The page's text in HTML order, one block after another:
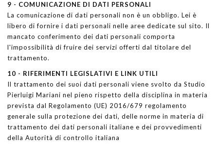
9 - COMUNICAZIONE DI DATI PERSONALI
La comunicazione di dati personali non è un obbligo. Lei è
libero di fornire i dati personali nelle aree dedicate sul sito. Il
mancato conferimento dei dati personali comporta
l'impossibilità di fruire dei servizi offerti dal titolare del
trattamento.
10 - RIFERIMENTI LEGISLATIVI E LINK UTILI
Il trattamento dei suoi dati personali viene svolto da Studio
Pierluigi Mariani nel pieno rispetto della disciplina in materia
prevista dal Regolamento (UE) 2016/679 regolamento
generale sulla protezione dei dati, delle norme in materia di
trattamento dei dati personali italiane e dei provvedimenti
della Autorità di controllo italiana